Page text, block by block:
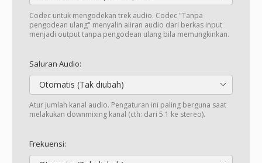
Codec untuk mengodekan trek audio. Codec "Tanpa
pengodean ulang" menyalin aliran audio dari berkas input
menjadi output tanpa pengodean ulang bila memungkinkan.
Saluran Audio:
Otomatis (Tak diubah)
Atur jumlah kanal audio. Pengaturan ini paling berguna saat
melakukan downmixing kanal (cth: dari 5.1 ke stereo).
Frekuensi: